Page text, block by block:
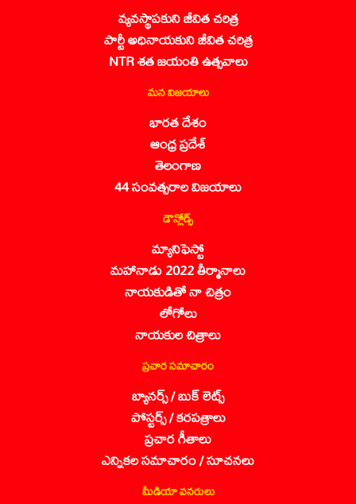
వ్యవస్థాపకుని జీవిత చరిత్ర
పార్టీ అధినాయకుని జీవిత చరిత్ర
NTR శత జయంతి ఉత్సవాలు
మన విజయాలు
భారత దేశం
ఆంధ్ర ప్రదేశ్
తెలంగాణ
44 సంవత్సరాల విజయాలు
డౌన్లోడ్స్
మ్యానిఫెస్టో
మహానాడు 2022 తీర్మానాలు
నాయకుడితో నా చిత్రం
లోగోలు
నాయకుల చిత్రాలు
ప్రచార సమాచారం
బ్యానర్స్ / బుక్ లెట్స్
పోస్టర్స్ / కరపత్రాలు
ప్రచార గీతాలు
ఎన్నికల సమాచారం / సూచనలు
మీడియా వనరులు